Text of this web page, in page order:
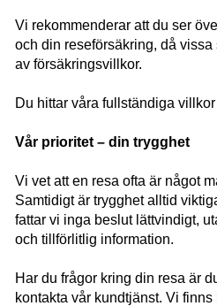
Vi rekommenderar att du ser
och din reseförsäkring, då
av försäkringsvillkor.
Du hittar våra fullständiga villkor
Vår prioritet – din trygghet
Vi vet att en resa ofta är något
Samtidigt är trygghet alltid
fattar vi inga beslut lättvindigt,
och tillförlitlig information.
Har du frågor kring din resa är
kontakta vår kundtjänst. Vi